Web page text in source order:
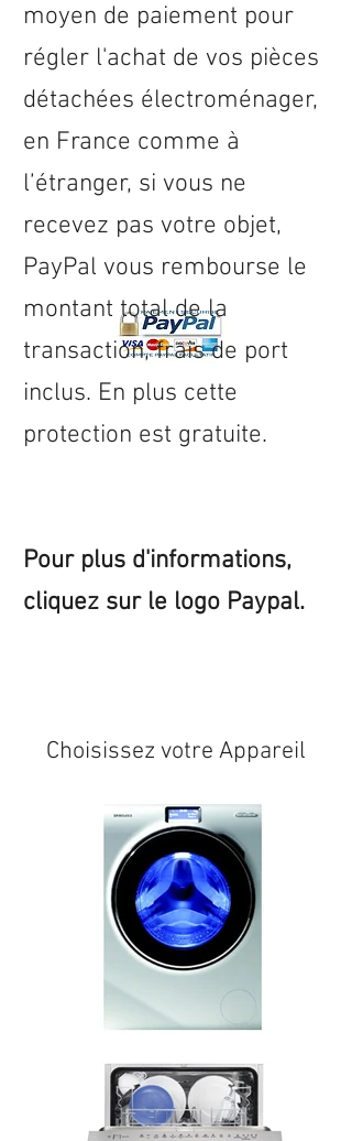
moyen de paiement pour
régler l'achat de vos pièces
détachées électroménager,
en France comme à
l’étranger, si vous ne
recevez pas votre objet,
PayPal vous rembourse le
montant total de la
transaction, frais de port
inclus. En plus cette
protection est gratuite.
Pour plus d'informations,
cliquez sur le logo Paypal.
Choisissez votre Appareil